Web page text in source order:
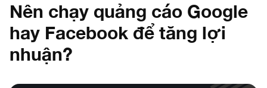
Nên chạy quảng cáo Google
hay Facebook để tăng lợi
nhuận?